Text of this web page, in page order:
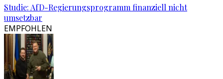
Studie: AfD-Regierungsprogramm finanziell nicht
umsetzbar
EMPFOHLEN